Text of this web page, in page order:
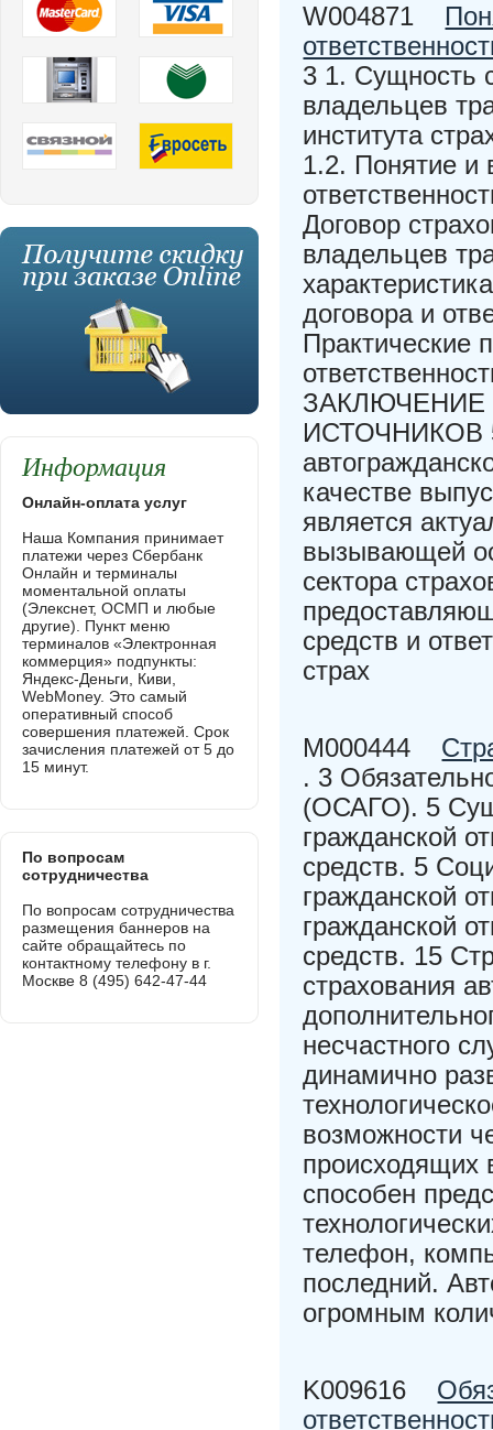
W004871
3 1. Сущность
владельцев
института
1.2. Понятие и
Договор
владельцев
договора и
Практические
ИСТОЧНИКОВ
качестве
является
вызывающей
сектора
средств и
страх
M000444
. 3
(ОСАГО). 5
гражданской
средств. 5
гражданской
гражданской
средств. 15
страхования
несчастного
динамично
возможности
происходящих
способен
телефон,
последний.
огромным
K009616
Информация
Онлайн-оплата услуг
Наша Компания принимает
платежи через Сбербанк
Онлайн и терминалы
моментальной оплаты
(Элекснет, ОСМП и любые
другие). Пункт меню
терминалов «Электронная
коммерция» подпункты:
Яндекс-Деньги, Киви,
WebMoney. Это самый
оперативный способ
совершения платежей. Срок
зачисления платежей от 5 до
15 минут.
По вопросам
сотрудничества
По вопросам сотрудничества
размещения баннеров на
сайте обращайтесь по
контактному телефону в г.
Москве 8 (495) 642-47-44